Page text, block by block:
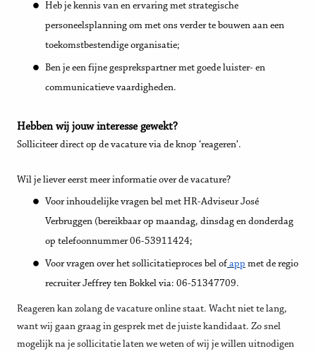
Heb je kennis van en ervaring met strategische
personeelsplanning om met ons verder te bouwen aan een
toekomstbestendige organisatie;
Ben je een fijne gesprekspartner met goede luister- en
communicatieve vaardigheden.
Hebben wij jouw interesse gewekt?
Solliciteer direct op de vacature via de knop ‘reageren’.
Wil je liever eerst meer informatie over de vacature?
Voor inhoudelijke vragen bel met HR-Adviseur José
Verbruggen (bereikbaar op maandag, dinsdag en donderdag
op telefoonnummer 06-53911424;
Voor vragen over het sollicitatieproces bel of app met de regio
recruiter Jeffrey ten Bokkel via: 06-51347709.
Reageren kan zolang de vacature online staat. Wacht niet te lang,
want wij gaan graag in gesprek met de juiste kandidaat. Zo snel
mogelijk na je sollicitatie laten we weten of wij je willen uitnodigen